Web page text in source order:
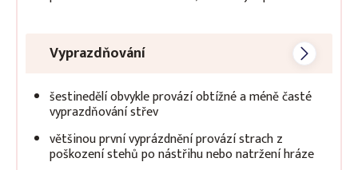
Vyprazdňování
šestinedělí obvykle provází obtížné a méně časté
vyprazdňování střev
většinou první vyprázdnění provází strach z
poškození stehů po nástřihu nebo natržení hráze